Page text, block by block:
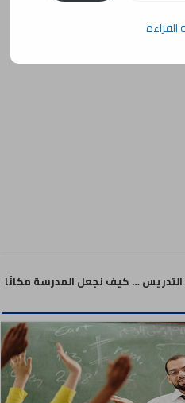
… كيف نجعل المدرسة مكانًا
القراءة